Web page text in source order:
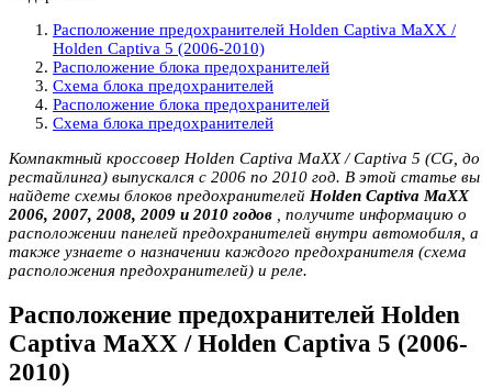
Расположение предохранителей Holden Captiva MaXX /
Holden Captiva 5 (2006-2010)
Расположение блока предохранителей
Схема блока предохранителей
Расположение блока предохранителей
Схема блока предохранителей
Компактный кроссовер Holden Captiva MaXX / Captiva 5 (CG, до
рестайлинга) выпускался с 2006 по 2010 год. В этой статье вы
найдете схемы блоков предохранителей Holden Captiva MaXX
2006, 2007, 2008, 2009 и 2010 годов , получите информацию о
расположении панелей предохранителей внутри автомобиля, а
также узнаете о назначении каждого предохранителя (схема
расположения предохранителей) и реле.
Расположение предохранителей Holden
Captiva MaXX / Holden Captiva 5 (2006-
2010)